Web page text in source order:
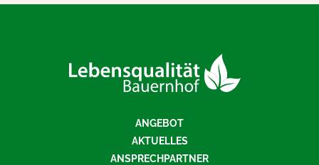
ANGEBOT
AKTUELLES
ANSPRECHPARTNER